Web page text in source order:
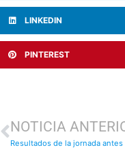
LINKEDIN
PINTEREST
NOTICIA